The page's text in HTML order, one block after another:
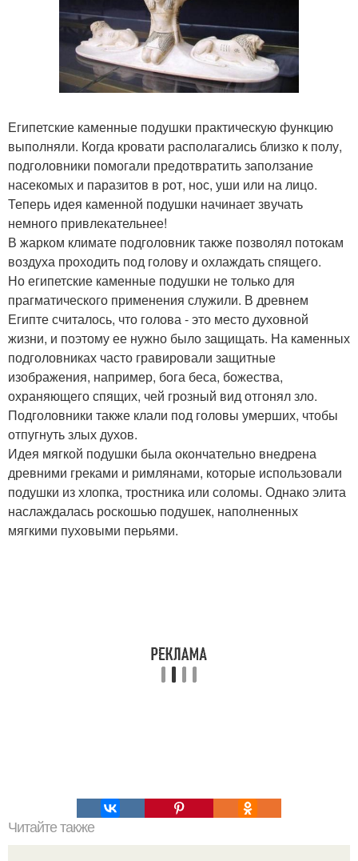
Египетские каменные подушки практическую функцию
выполняли. Когда кровати располагались близко к полу,
подголовники помогали предотвратить заползание
насекомых и паразитов в рот, нос, уши или на лицо.
Теперь идея каменной подушки начинает звучать
немного привлекательнее!
В жарком климате подголовник также позволял потокам
воздуха проходить под голову и охлаждать спящего.
Но египетские каменные подушки не только для
прагматического применения служили. В древнем
Египте считалось, что голова - это место духовной
жизни, и поэтому ее нужно было защищать. На каменных
подголовниках часто гравировали защитные
изображения, например, бога беса, божества,
охраняющего спящих, чей грозный вид отгонял зло.
Подголовники также клали под головы умерших, чтобы
отпугнуть злых духов.
Идея мягкой подушки была окончательно внедрена
древними греками и римлянами, которые использовали
подушки из хлопка, тростника или соломы. Однако элита
наслаждалась роскошью подушек, наполненных
мягкими пуховыми перьями.
Читайте также